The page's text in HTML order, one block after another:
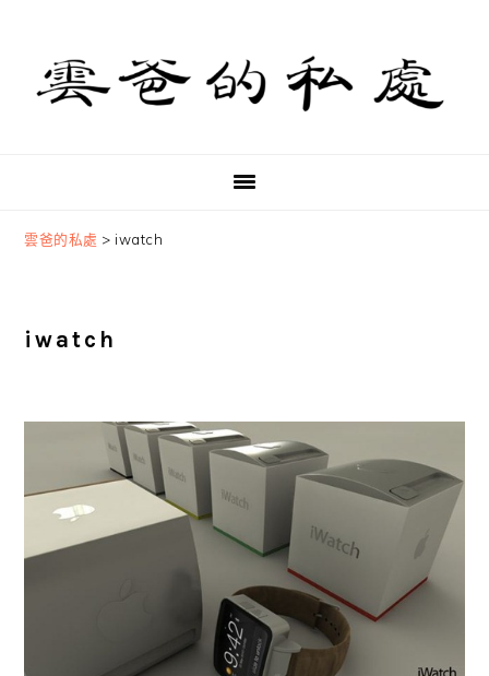
primary
navigation
content
primary
sidebar
雲爸的私處 > iwatch
iwatch